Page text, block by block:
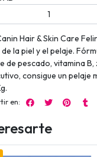
Hair & Skin Care
la piel y el pelaje.
de pescado, vitamina
consigue un pelaje
en: